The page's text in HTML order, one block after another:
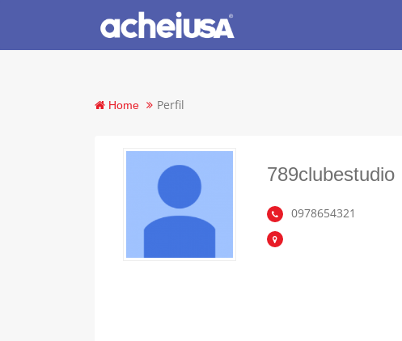
Home Perfil
789clubestudio
0978654321